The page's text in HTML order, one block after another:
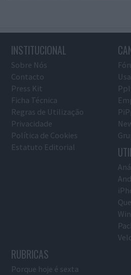
INSTITUCIONAL
Sobre Nós
Contacto
Press Kit
Ficha Técnica
Regras de Utilização
Privacidade
Política de Cookies
Estatuto Editorial
RUBRICAS
Porque hoje é sexta